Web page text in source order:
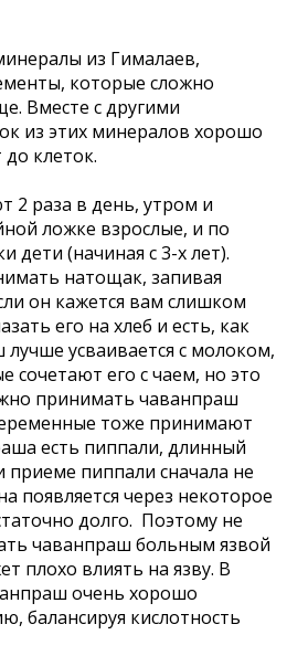
из Гималаев,
которые сложно
Вместе с другими
из этих минералов хорошо
до клеток.
раза в день, утром и
ложке взрослые, и по
дети (начиная с 3-х лет).
натощак, запивая
он кажется вам слишком
его на хлеб и есть, как
усваивается с молоком,
сочетают его с чаем, но это
принимать чаванпраш
тоже принимают
есть пиппали, длинный
пиппали сначала не
появляется через некоторое
долго. Поэтому не
чаванпраш больным язвой
плохо влиять на язву. В
очень хорошо
балансируя кислотность